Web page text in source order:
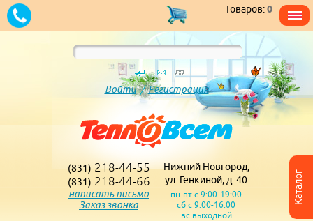
Каталог
Товаров:0
Войти/Регистрация
(831) 218-44-55
(831) 218-44-66
написать письмо
Заказ звонка
Нижний Новгород,
ул. Генкиной, д. 40
пн-пт с 9:00-19:00
сб с 9:00-16:00
вс выходной